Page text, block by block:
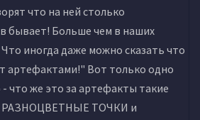
что на ней столько
бывает! Больше чем в наших
иногда даже можно сказать что
артефактами!" Вот только одно
что же это за артефакты такие
РАЗНОЦВЕТНЫЕ ТОЧКИ и